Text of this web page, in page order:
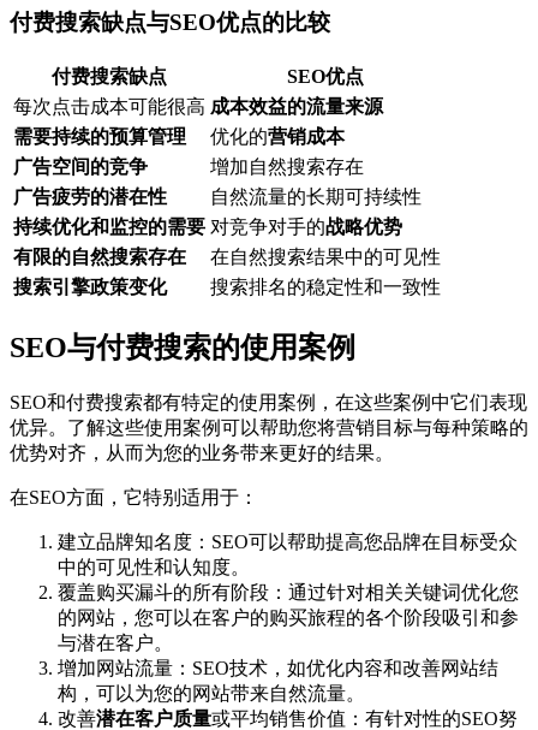
付费搜索缺点与SEO优点的比较
付费搜索缺点
SEO优点
每次点击成本可能很高 成本效益的流量来源
需要持续的预算管理
优化的营销成本
广告空间的竞争
增加自然搜索存在
广告疲劳的潜在性
自然流量的长期可持续性
持续优化和监控的需要 对竞争对手的战略优势
有限的自然搜索存在
在自然搜索结果中的可见性
搜索引擎政策变化
搜索排名的稳定性和一致性
SEO与付费搜索的使用案例
SEO和付费搜索都有特定的使用案例，在这些案例中它们表现
优异。了解这些使用案例可以帮助您将营销目标与每种策略的
优势对齐，从而为您的业务带来更好的结果。
在SEO方面，它特别适用于：
建立品牌知名度：SEO可以帮助提高您品牌在目标受众
中的可见性和认知度。
覆盖购买漏斗的所有阶段：通过针对相关关键词优化您
的网站，您可以在客户的购买旅程的各个阶段吸引和参
与潜在客户。
增加网站流量：SEO技术，如优化内容和改善网站结
构，可以为您的网站带来自然流量。
改善潜在客户质量或平均销售价值：有针对性的SEO努